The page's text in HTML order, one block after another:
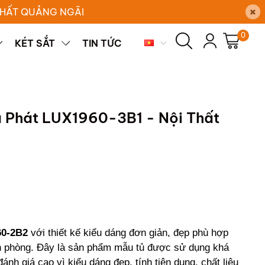
QUẢNG NGÃI ×
KÉT SẮT TIN TỨC
0
Phát LUX1960-3B1 - Nội Thất
2B2 với thiết kế kiểu dáng đơn giản, đẹp phù hợp
Đây là sản phẩm mẫu tủ được sử dụng khá
giá cao vì kiểu dáng đẹp, tính tiện dụng, chất liệu